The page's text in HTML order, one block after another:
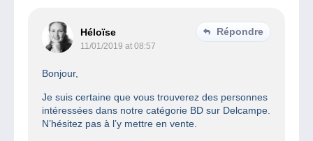
Héloïse
11/01/2019 at 08:57
Répondre
Bonjour,
Je suis certaine que vous trouverez des personnes
intéressées dans notre catégorie BD sur Delcampe.
N’hésitez pas à l’y mettre en vente.